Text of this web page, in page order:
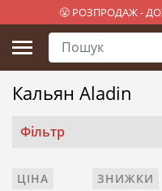
😤 РОЗПРОДАЖ -
Кальян Aladin
Фільтр
ЦІНА ЗНИЖКИ